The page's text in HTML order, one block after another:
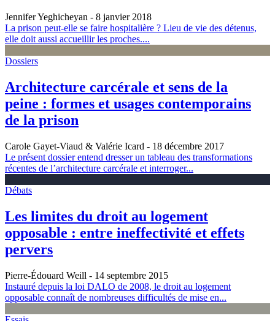
Jennifer Yeghicheyan - 8 janvier 2018
La prison peut-elle se faire hospitalière ? Lieu de vie des détenus,
elle doit aussi accueillir les proches....
Dossiers
Architecture carcérale et sens de la
peine : formes et usages contemporains
de la prison
Carole Gayet-Viaud & Valérie Icard - 18 décembre 2017
Le présent dossier entend dresser un tableau des transformations
récentes de l’architecture carcérale et interroger...
Débats
Les limites du droit au logement
opposable : entre ineffectivité et effets
pervers
Pierre-Édouard Weill - 14 septembre 2015
Instauré depuis la loi DALO de 2008, le droit au logement
opposable connaît de nombreuses difficultés de mise en...